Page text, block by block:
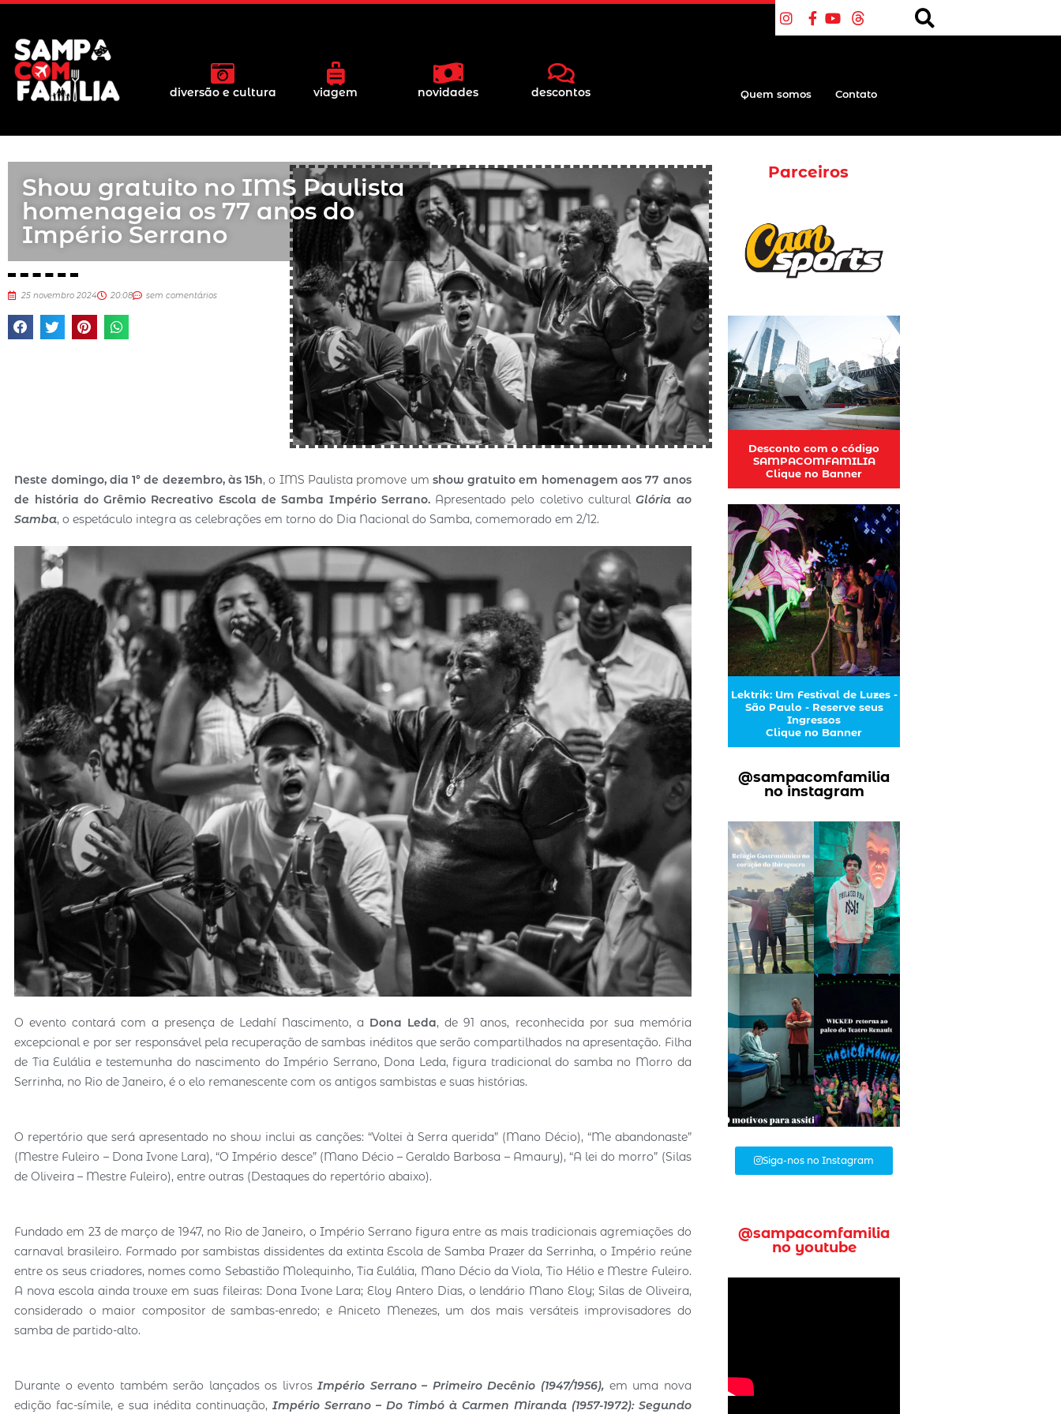
diversão e cultura viagem novidades descontos Quem somos Contato
Show gratuito no IMS Paulista
homenageia os 77 anos do
Império Serrano
25 novembro 2024 20:08 sem comentários
Neste domingo, dia 1° de dezembro, às 15h, o IMS Paulista promove um show gratuito em homenagem aos 77 anos
de história do Grêmio Recreativo Escola de Samba Império Serrano.Apresentado pelo coletivo culturalGlória ao
Samba, o espetáculo integra as celebrações em torno do Dia Nacional do Samba, comemorado em 2/12.
O evento contará com a presença de Ledahí Nascimento, a Dona Leda, de 91 anos, reconhecida por sua memória
excepcional e por ser responsável pela recuperação de sambas inéditos que serão compartilhados na apresentação. Filha
de Tia Eulália e testemunha do nascimento do Império Serrano, Dona Leda, figura tradicional do samba no Morro da
Serrinha, no Rio de Janeiro, é o elo remanescente com os antigos sambistas e suas histórias.
O repertório que será apresentado no show inclui as canções: “Voltei à Serra querida” (Mano Décio), “Me abandonaste”
(Mestre Fuleiro – Dona Ivone Lara), “O Império desce” (Mano Décio – Geraldo Barbosa – Amaury), “A lei do morro” (Silas
de Oliveira – Mestre Fuleiro), entre outras (Destaques do repertório abaixo).
Fundado em 23 de março de 1947, no Rio de Janeiro, o Império Serrano figura entre as mais tradicionais agremiações do
carnaval brasileiro. Formado por sambistas dissidentes da extinta Escola de Samba Prazer da Serrinha, o Império reúne
entre os seus criadores, nomes como Sebastião Molequinho, Tia Eulália, Mano Décio da Viola, Tio Hélio e Mestre Fuleiro.
A nova escola ainda trouxe em suas fileiras: Dona Ivone Lara; Eloy Antero Dias, o lendário Mano Eloy; Silas de Oliveira,
considerado o maior compositor de sambas-enredo; e Aniceto Menezes, um dos mais versáteis improvisadores do
samba de partido-alto.
Durante o evento também serão lançados os livrosImpério Serrano – Primeiro Decênio (1947/1956), em uma nova
edição fac-símile, e sua inédita continuação, Império Serrano – Do Timbó à Carmen Miranda (1957-1972): Segundo
Parceiros
Desconto com o código
SAMPACOMFAMILIA
Clique no Banner
Lektrik: Um Festival de Luzes -
São Paulo - Reserve seus
Ingressos
Clique no Banner
@sampacomfamilia
no instagram
Siga-nos no Instagram
@sampacomfamilia
no youtube